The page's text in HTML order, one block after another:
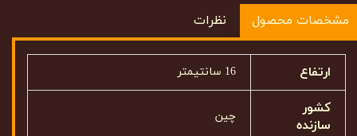
مشخصات محصول نظرات
ارتفاع 16 سانتیمتر
کشور
سازنده
چین